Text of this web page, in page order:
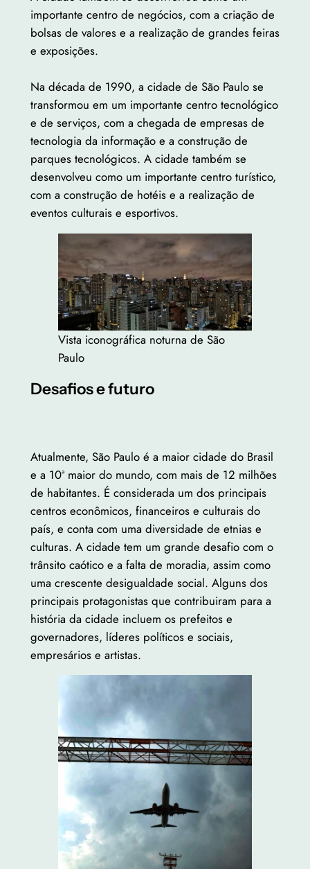
importante centro de negócios, com a criação de
bolsas de valores e a realização de grandes feiras
e exposições.
Na década de 1990, a cidade de São Paulo se
transformou em um importante centro tecnológico
e de serviços, com a chegada de empresas de
tecnologia da informação e a construção de
parques tecnológicos. A cidade também se
desenvolveu como um importante centro turístico,
com a construção de hotéis e a realização de
eventos culturais e esportivos.
Vista iconográfica noturna de São
Paulo
Desafios e futuro
Atualmente, São Paulo é a maior cidade do Brasil
e a 10ª maior do mundo, com mais de 12 milhões
de habitantes. É considerada um dos principais
centros econômicos, financeiros e culturais do
país, e conta com uma diversidade de etnias e
culturas. A cidade tem um grande desafio com o
trânsito caótico e a falta de moradia, assim como
uma crescente desigualdade social. Alguns dos
principais protagonistas que contribuiram para a
história da cidade incluem os prefeitos e
governadores, líderes políticos e sociais,
empresários e artistas.